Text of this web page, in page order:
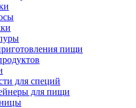
пищи
для специй
для пищи